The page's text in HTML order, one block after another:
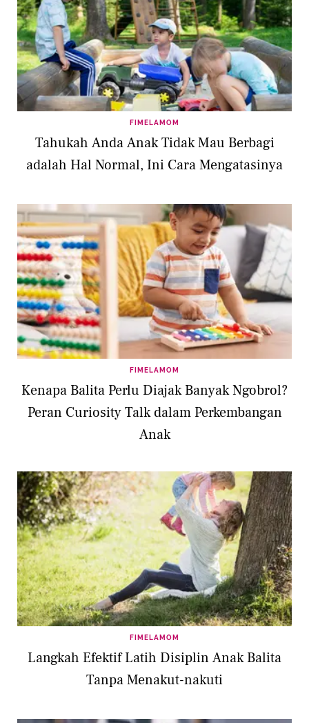
FIMELAMOM
Tahukah Anda Anak Tidak Mau Berbagi
adalah Hal Normal, Ini Cara Mengatasinya
FIMELAMOM
Kenapa Balita Perlu Diajak Banyak Ngobrol?
Peran Curiosity Talk dalam Perkembangan
Anak
FIMELAMOM
Langkah Efektif Latih Disiplin Anak Balita
Tanpa Menakut-nakuti